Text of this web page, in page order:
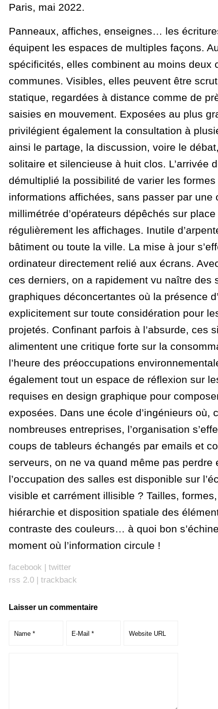
Paris, mai 2022.
Panneaux, affiches, enseignes… les
équipent les espaces de multiples façons.
spécificités, elles combinent au moins deux
communes. Visibles, elles peuvent être
statique, regardées à distance comme de
saisies en mouvement. Exposées au plus
privilégient également la consultation à
ainsi le partage, la discussion, voire le
solitaire et silencieuse à huit clos. L’arrivée
démultiplié la possibilité de varier les
informations affichées, sans passer par une
millimétrée d’opérateurs dépêchés sur
régulièrement les affichages. Inutile
bâtiment ou toute la ville. La mise à jour
ordinateur directement relié aux écrans.
ces derniers, on a rapidement vu naître des
graphiques déconcertantes où la présence
explicitement sur toute considération pour
projetés. Confinant parfois à l’absurde, ces
alimentent une critique forte sur la
l’heure des préoccupations
également tout un espace de réflexion sur
requises en design graphique pour
exposées. Dans une école d’ingénieurs où,
nombreuses entreprises, l’organisation
coups de tableurs échangés par emails et
serveurs, on ne va quand même pas perdre
l’occupation des salles est disponible sur
visible et carrément illisible ? Tailles,
hiérarchie et disposition spatiale des
contraste des couleurs… à quoi bon
moment où l’information circule !
facebook | twitter
rss 2.0| trackback
Laisser un commentaire